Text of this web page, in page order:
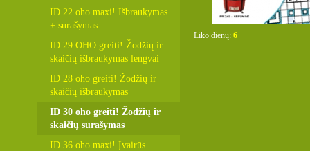
ID 22 oho maxi! Išbraukymas
+ surašymas
ID 29 OHO greiti! Žodžių ir
skaičių išbraukymas lengvai
ID 28 oho greiti! Žodžių ir
skaičių išbraukymas
ID 30 oho greiti! Žodžių ir
skaičių surašymas
ID 36 oho maxi! Įvairūs
Liko dienų: 6